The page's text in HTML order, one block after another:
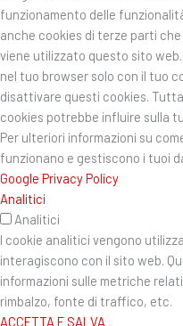
funzionamento delle
anche cookies di terze parti
viene utilizzato questo sito
nel tuo browser solo con il tuo
disattivare questi cookies.
cookies potrebbe influire sulla
Per ulteriori informazioni su
funzionano e gestiscono i tuoi
Google Privacy Policy
Analitici
Analitici
I cookie analitici vengono
interagiscono con il sito web.
informazioni sulle metriche
rimbalzo, fonte di traffico, etc.
ACCETTA E SALVA